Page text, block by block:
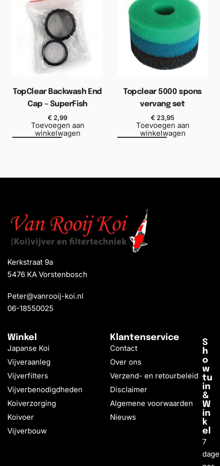
TopClear Backwash End
Cap – SuperFish
€ 2,99
Toevoegen aan
winkelwagen
Topclear 5000 spons
vervang set
€ 23,95
Toevoegen aan
winkelwagen
Kerkstraat 9a
5476 KA Vorstenbosch
Peter@vanrooij-koi.nl
06-18550025
Winkel
Japanse Koi
Vijveraanleg
Vijverfilters
Vijverbenodigdheden
Koiverzorging
Koivoer
Vijverbouw
Klantenservice
Contact
Over ons
Verzend- en retourbeleid
Disclaimer
Algemene voorwaarden
Nieuws
S
h
o
w
tu
in
&
W
in
k
el
7